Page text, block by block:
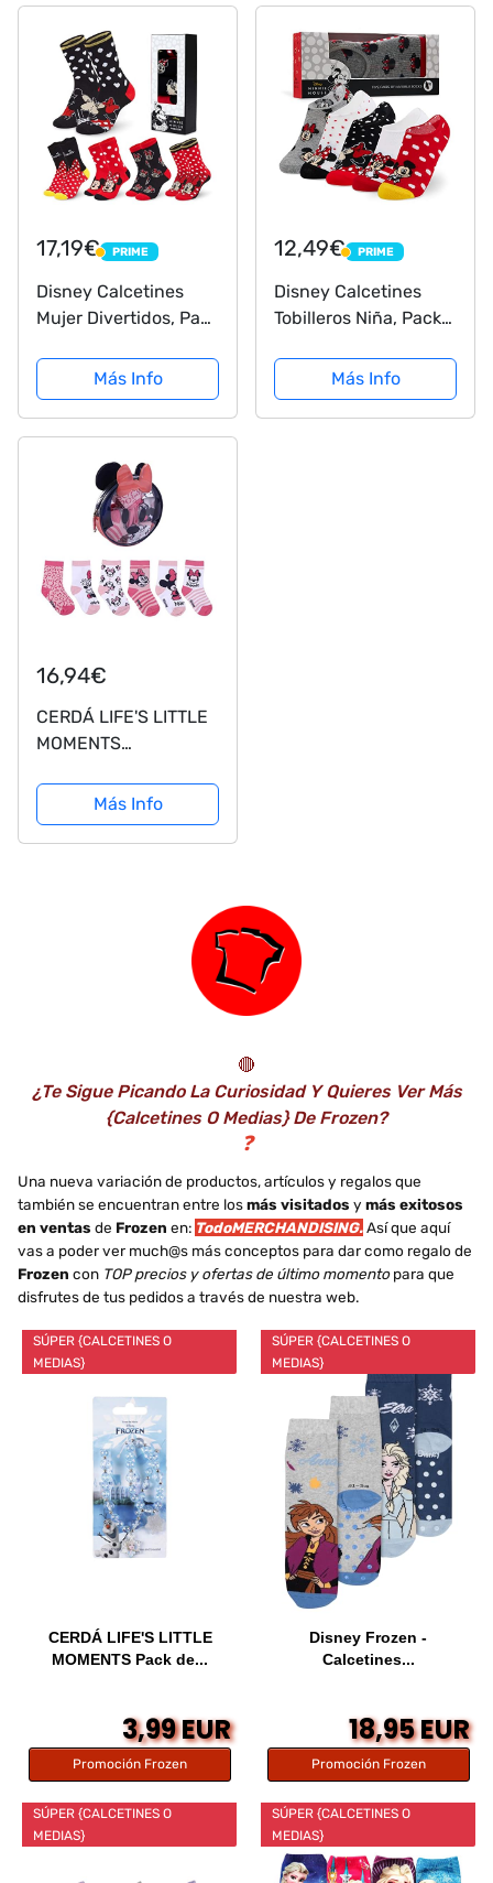
17,19€ PRIME
PRIME
Disney Calcetines
Mujer Divertidos, Pack
Mickey Minnie,
Regalos Originales
para Mujer
Más Info
12,49€ PRIME
PRIME
Disney Calcetines
Tobilleros Niña, Packs
Calcetines Invisibles,
Regalos para Niñas
(Blanco/Rojo)
Más Info
16,94€
CERDÁ LIFE'S LITTLE
MOMENTS
C81 Pack de 5
Calcetines de
Algodón de Peppa Pig
Disney, Multicolor, 20
Más Info
🔴
¿Te Sigue Picando La Curiosidad Y Quieres Ver Más
{calcetines O Medias} De Frozen?
❓
Una nueva variación de productos, artículos y regalos que
también se encuentran entre losmás visitados y más exitosos
en ventas de Frozen en: TodoMERCHANDISING.Así que aquí
vas a poder ver much@s más conceptos para dar como regalo de
Frozen con TOP precios y ofertas de último momentopara que
disfrutes de tus pedidos a través de nuestra web.
SÚPER {CALCETINES O
MEDIAS}
CERDÁ LIFE'S LITTLE
MOMENTS Pack de...
3,99 EUR
Promoción Frozen
SÚPER {CALCETINES O
MEDIAS}
Disney Frozen -
Calcetines...
18,95 EUR
Promoción Frozen
SÚPER {CALCETINES O
MEDIAS}
SÚPER {CALCETINES O
MEDIAS}